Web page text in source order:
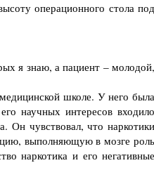
операционного стола под
я знаю, а пациент – молодой,
школе. У него была
научных интересов входило
Он чувствовал, что наркотики
выполняющую в мозге роль
наркотика и его негативные